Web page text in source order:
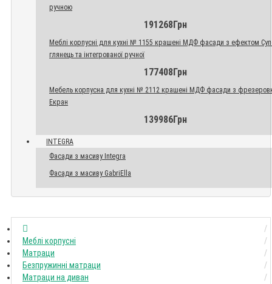
ручною
191268Грн
Меблі корпусні для кухні № 1155 крашені МДФ фасади з ефектом
глянець та інтегрованої ручної
177408Грн
Мебель корпусна для кухні № 2112 крашені МДФ фасади з
Екран
139986Грн
INTEGRA
Фасади з масиву Integra
Фасади з масиву GabriElla
Меблі корпусні
Матраци
Безпружинні матраци
Матраци на диван